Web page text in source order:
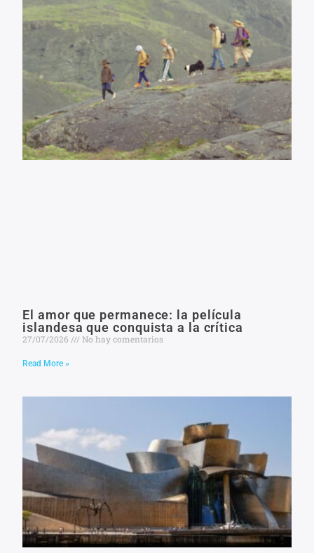
El amor que permanece: la película
islandesa que conquista a la crítica
27/07/2026 No hay comentarios
Read More »